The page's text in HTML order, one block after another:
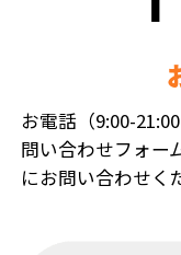
お電話（9:00-
問い合わせフォー
にお問い合わせく